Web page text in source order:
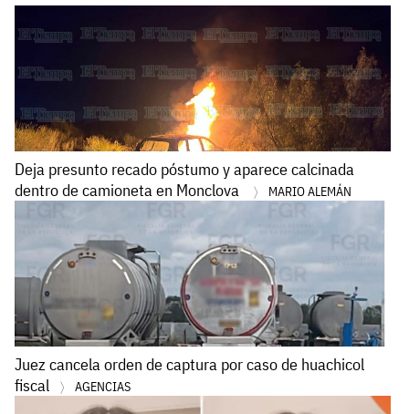
Deja presunto recado póstumo y aparece calcinada
dentro de camioneta en Monclova
MARIO ALEMÁN
Juez cancela orden de captura por caso de huachicol
fiscal
AGENCIAS